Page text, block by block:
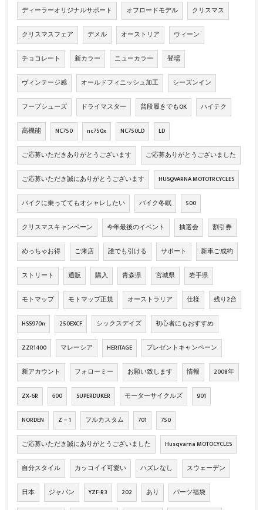
ディーラーオリジナルサポート オフロードモデル クリスマス
クリスマスフェア デメル オーストリア ウィーン
チョコレート 新カラー ニューカラー 登場
ヴィンテージ感 オールドフィニッシュ加工 シーズンイン
フープシューズ ドライマスター 普段履きでもOK ハイテク
高機能 NC750 nc750x NC750LD LD
ご応募いただきありがとうございます ご応募ありがとうございました
ご応募いただき誠にありがとうございます HUSQVARNA MOTOTRCYCLES
バイクに乗っててもオシャレしたい バイク冬眠 500
クリスマスキャンペーン 今年最後のイベント 抽選会 割引券
めっちゃお得 ご来店 誰でも引ける サポート 新車ご成約
ストリート 通販 購入 青森県 宮城県 岩手県
モトマップ モトマップ正規 オーストラリア 仕様 残り2台
HSS970n 250EXCF シックスデイズ 初心者にもおすすめ
ZZR1400 マレーシア HERITAGE プレゼントキャンペーン
新アカウント フォローミー お願い致します 情報 2008年
ZX‐6R 600 SUPERDUKER モーターサイクルズ 901
NORDEN Z－1 フルカスタム 701 750
ご応募いただき誠にありがとうございました Husqvarna MOTOCYCLES
自分スタイル カッコイイ可愛い ハズレなし スウェーデン
日本 ジャパン YZF-R3 202 あり パーツ福袋